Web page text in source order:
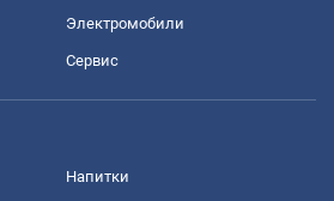
Электромобили
Сервис
Напитки